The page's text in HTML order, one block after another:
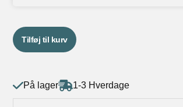
Tilføj til kurv
På lager 1-3 Hverdage